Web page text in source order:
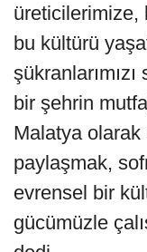
üreticilerimize,
bu kültürü
bir şehrin
Malatya
paylaşmak,
evrensel bir
gücümüzle